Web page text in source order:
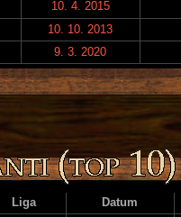
10. 4. 2015
10. 10. 2013
9. 3. 2020
Liga Datum